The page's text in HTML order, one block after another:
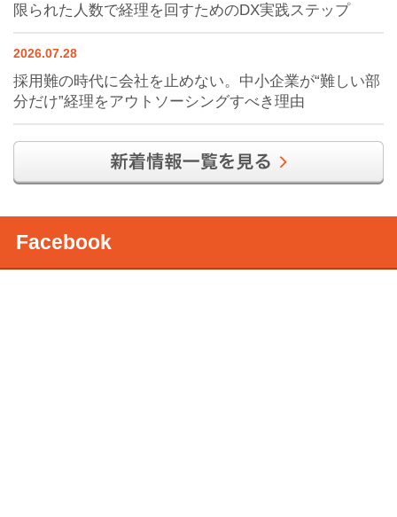
限られた人数で経理を回すためのDX実践ステップ
2026.07.28
採用難の時代に会社を止めない。中小企業が“難しい部
分だけ”経理をアウトソーシングすべき理由
Facebook